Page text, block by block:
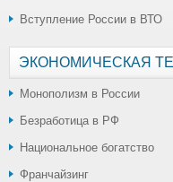
Вступление России в ВТО
ЭКОНОМИЧЕСКАЯ
Монополизм в России
Безработица в РФ
Национальное богатство
Франчайзинг